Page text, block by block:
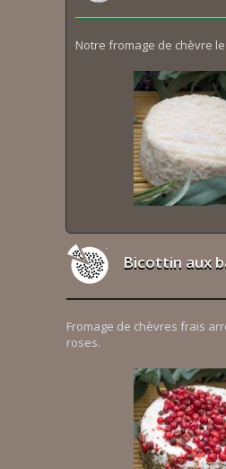
Notre fromage de chèvre
Bicottin aux
Fromage de chèvres frais
roses.